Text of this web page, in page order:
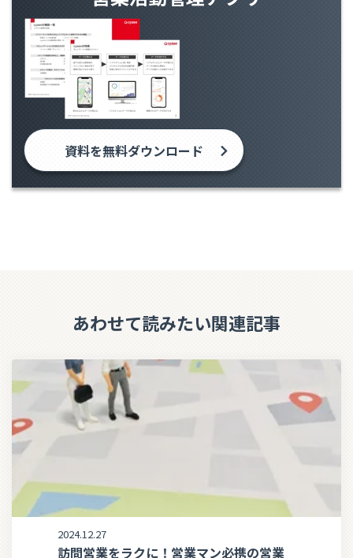
資料を無料ダウンロード
あわせて読みたい関連記事
2024.12.27
訪問営業をラクに！営業マン必携の営業